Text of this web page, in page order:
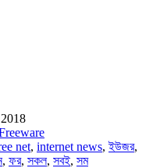
net, internet news,ইউজর,
, ফর, সকল, সবই, সম